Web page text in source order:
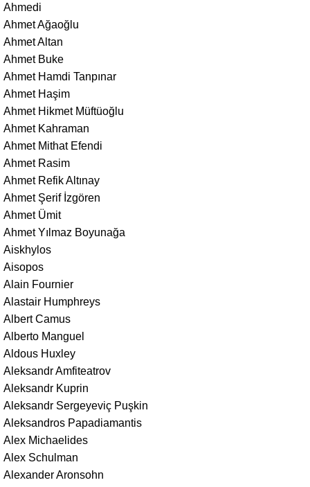
Ahmedi
Ahmet Ağaoğlu
Ahmet Altan
Ahmet Buke
Ahmet Hamdi Tanpınar
Ahmet Haşim
Ahmet Hikmet Müftüoğlu
Ahmet Kahraman
Ahmet Mithat Efendi
Ahmet Rasim
Ahmet Refik Altınay
Ahmet Şerif İzgören
Ahmet Ümit
Ahmet Yılmaz Boyunağa
Aiskhylos
Aisopos
Alain Fournier
Alastair Humphreys
Albert Camus
Alberto Manguel
Aldous Huxley
Aleksandr Amfiteatrov
Aleksandr Kuprin
Aleksandr Sergeyeviç Puşkin
Aleksandros Papadiamantis
Alex Michaelides
Alex Schulman
Alexander Aronsohn